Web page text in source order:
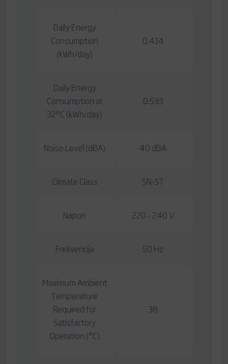
Daily Energy
Consumption
(kWh/day)
0.414
Daily Energy
Consumption at
32°C (kWh/day)
0.533
Noise Level (dBA) 40 dBA
Climate Class SN-ST
Napon 220 - 240 V
Frekvencija 50 Hz
Maximum Ambient
Temperature
Required for
Satisfactory
Operation (°C)
38